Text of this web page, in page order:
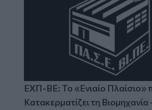
ΕΧΠ-ΒΕ: Το «Ενιαίο Πλαίσιο»
Κατακερματίζει τη